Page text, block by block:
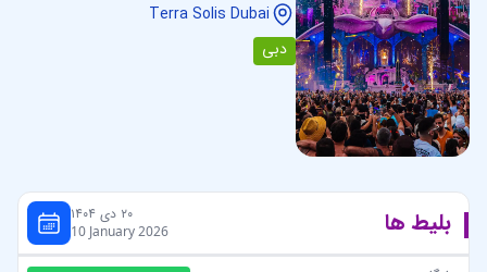
Terra Solis Dubai
دبی
بلیط ها ۲۰ دی ۱۴۰۴
10 January 2026